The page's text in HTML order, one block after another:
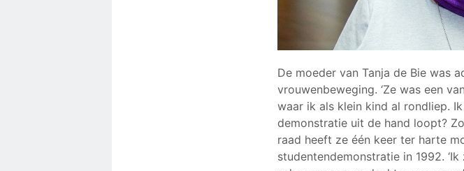
De moeder van Tanja de Bie was
vrouwenbeweging. ‘Ze was een
waar ik als klein kind al rondliep.
demonstratie uit de hand loopt?
raad heeft ze één keer ter harte
studentendemonstratie in 1992.